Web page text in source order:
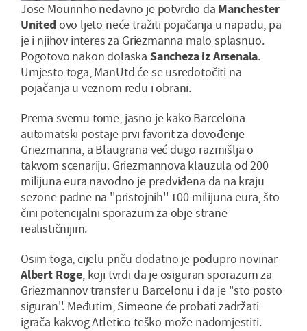
Jose Mourinho nedavno je potvrdio da Manchester
Unitedovo ljeto neće tražiti pojačanja u napadu, pa
je i njihov interes za Griezmanna malo splasnuo.
Pogotovo nakon dolaska Sancheza iz Arsenala.
Umjesto toga, ManUtd će se usredotočiti na
pojačanja u veznom redu i obrani.
Prema svemu tome, jasno je kako Barcelona
automatski postaje prvi favorit za dovođenje
Griezmanna, a Blaugrana već dugo razmišlja o
takvom scenariju. Griezmannova klauzula od 200
milijuna eura navodno je predviđena da na kraju
sezone padne na ''pristojnih'' 100 milijuna eura, što
čini potencijalni sporazum za obje strane
realističnijim.
Osim toga, cijelu priču dodatno je podupro novinar
Albert Roge, koji tvrdi da je osiguran sporazum za
Griezmannov transfer u Barcelonu i da je ''sto posto
siguran''. Međutim, Simeone će probati zadržati
igrača kakvog Atletico teško može nadomjestiti.